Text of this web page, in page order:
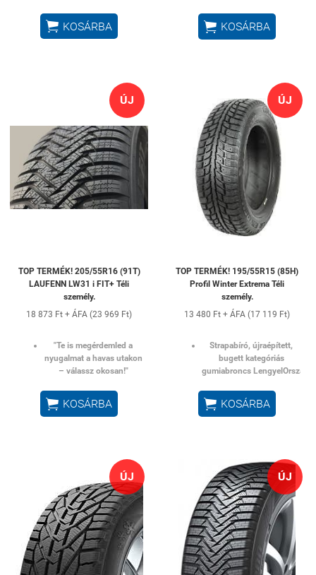
 KOSÁRBA  KOSÁRBA
ÚJ
TOP TERMÉK! 205/55R16 (91T)
LAUFENN LW31 i FIT+ Téli
személy.
18 873 Ft + ÁFA (23 969 Ft)
"Te is megérdemled a
nyugalmat a havas utakon
– válassz okosan!"
 KOSÁRBA
ÚJ
TOP TERMÉK! 195/55R15 (85H)
Profil Winter Extrema Téli
személy.
13 480 Ft + ÁFA (17 119 Ft)
Strapabíró, újraépített,
bugett kategóriás
gumiabroncs
 KOSÁRBA
ÚJ ÚJ